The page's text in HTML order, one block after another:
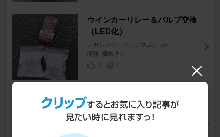
ウインカーリレー＆バルブ交換
（LED化）
レガシィツーリングワゴン [BP]
情熱_価格さん
8
0
BRIGHT X ドアミラーウインカ
ーLEDランプキット取り付け
レガシィツーリングワゴン